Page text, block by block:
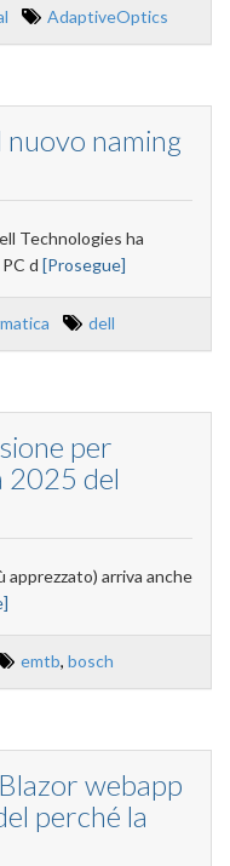
AdaptiveOptics
nuovo naming
Technologies ha
d [Prosegue]
dell
per
2025 del
apprezzato) arriva anche
emtb, bosch
webapp
perché la